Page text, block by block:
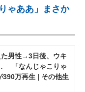
ああ」まさか
男性→3日後、ウキ
「なんじゃこりゃ
390万再生 | その他生